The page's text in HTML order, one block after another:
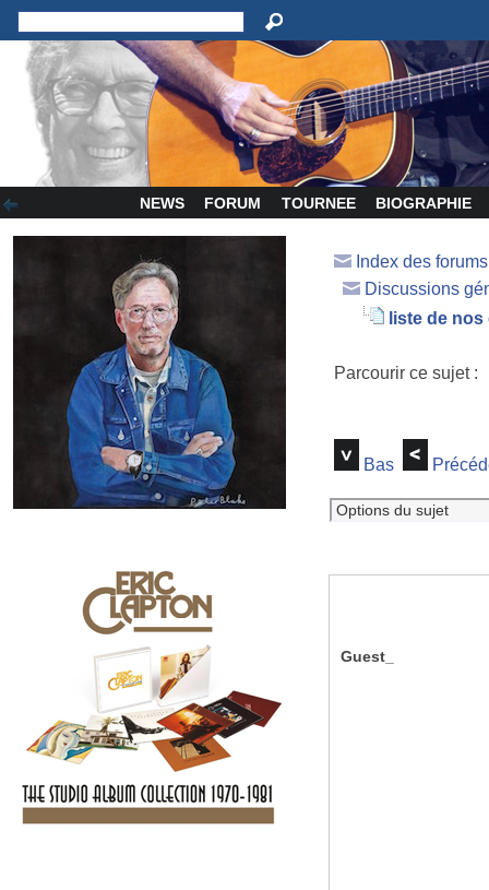
NEWS FORUM TOURNEE BIOGRAPHIE
Index des
Discussions
liste de
Parcourir ce sujet
Bas
Guest_